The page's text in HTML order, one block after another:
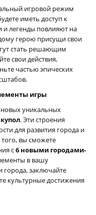
игровой режим
иметь доступ к
легенды повлияют на
герою присущи свои
стать решающим
свои действия,
частью эпических
игры
новых уникальных
. Эти строения
для развития города и
вы сможете
с6 новыми городами-
в вашу
города, заключайте
культурные достижения